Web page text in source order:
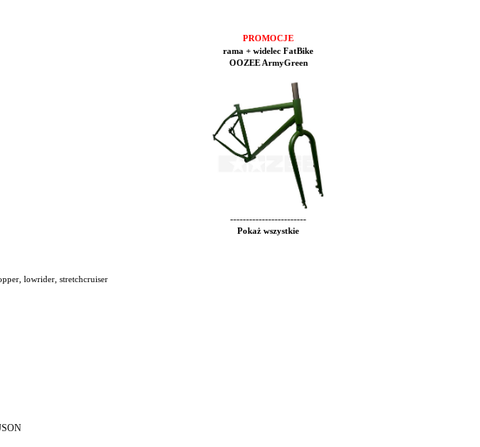
PROMOCJE
rama + widelec FatBike
OOZEE ArmyGreen
------------------------
Pokaż wszystkie
lowrider, stretchcruiser